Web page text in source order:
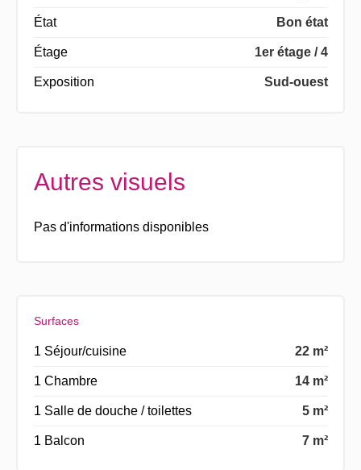
État Bon état
Étage 1er étage / 4
Exposition Sud-ouest
Autres visuels
Pas d'informations disponibles
Surfaces
1 Séjour/cuisine 22 m²
1 Chambre 14 m²
1 Salle de douche / toilettes 5 m²
1 Balcon 7 m²